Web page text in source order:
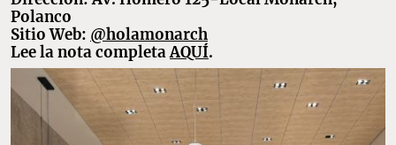
Polanco
Sitio Web: @holamonarch
Lee la nota completaAQUÍ.